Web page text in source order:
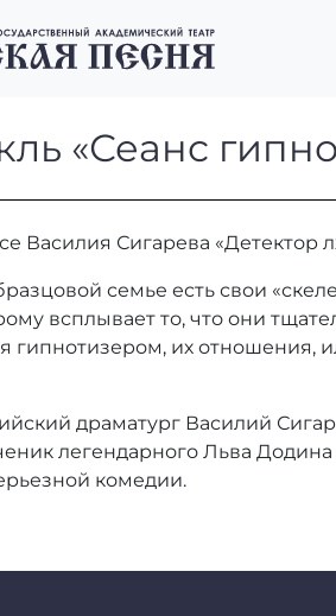
«Сеанс
«Сеанс
Василия Сигарева «Детектор
семье есть свои
всплывает то, что они
гипнотизером, их отношения,
драматург Василий
легендарного Льва
комедии.